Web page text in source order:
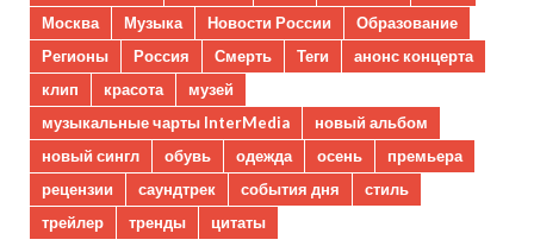
Москва
Музыка Новости России
Образование
Регионы
Россия Смерть Теги
анонс концерта
клип
красота
музей
музыкальные чарты InterMedia
новый альбом
новый сингл
обувь одежда осень
премьера
рецензии
саундтрек события дня
стиль
трейлер
тренды цитаты